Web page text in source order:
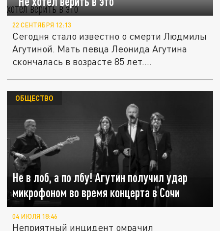
22 СЕНТЯБРЯ 12:13
Сегодня стало известно о смерти Людмилы
Агутиной. Мать певца Леонида Агутина
скончалась в возрасте 85 лет....
Не в лоб, а по лбу! Агутин получил удар
микрофоном во время концерта в Сочи
ОБЩЕСТВО
04 ИЮЛЯ 18:46
Неприятный инцидент омрачил